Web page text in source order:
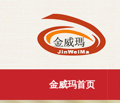
金威玛首页